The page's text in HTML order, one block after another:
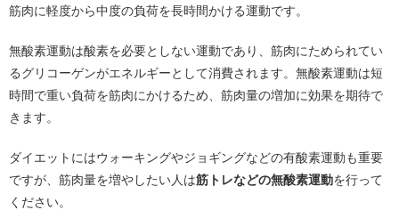
筋肉に軽度から中度の負荷を長時間かける運動です。
無酸素運動は酸素を必要としない運動であり、筋肉にためられてい
るグリコーゲンがエネルギーとして消費されます。無酸素運動は短
時間で重い負荷を筋肉にかけるため、筋肉量の増加に効果を期待で
きます。
ダイエットにはウォーキングやジョギングなどの有酸素運動も重要
ですが、筋肉量を増やしたい人は筋トレなどの無酸素運動を行って
ください。